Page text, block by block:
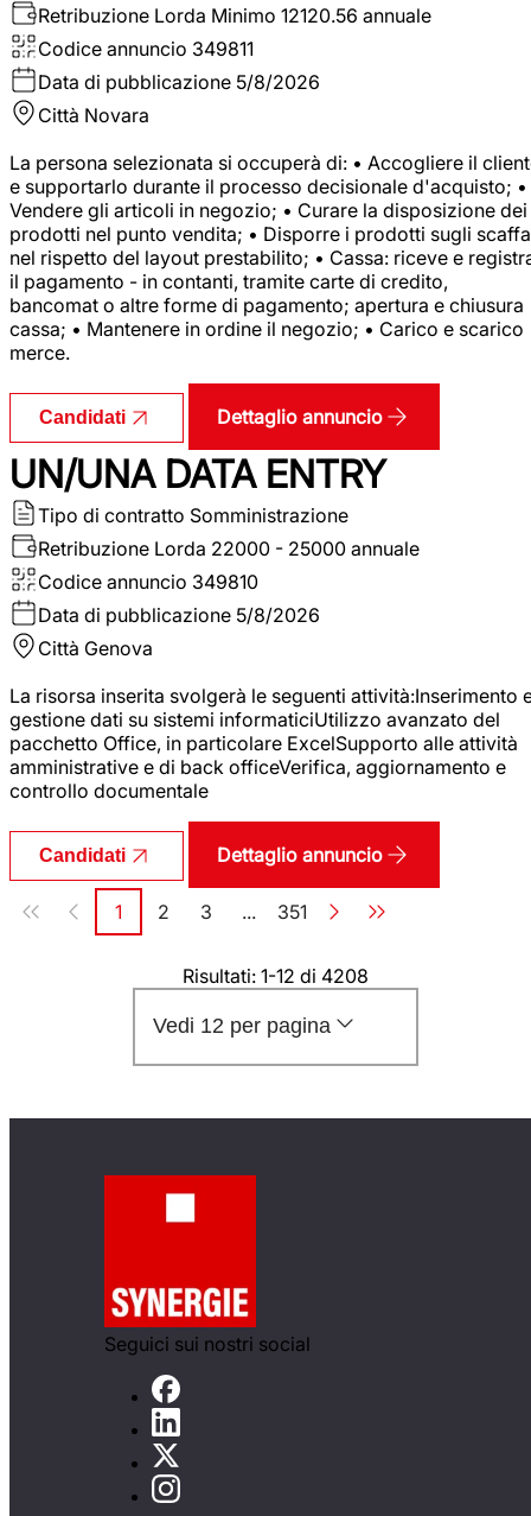
Retribuzione Lorda Minimo 12120.56 annuale
Codice annuncio 349811
Data di pubblicazione 5/8/2026
Città Novara
La persona selezionata si occuperà di: • Accogliere il
e supportarlo durante il processo decisionale d'acquisto; •
Vendere gli articoli in negozio; • Curare la disposizione dei
prodotti nel punto vendita; • Disporre i prodotti sugli
nel rispetto del layout prestabilito; • Cassa: riceve e
il pagamento - in contanti, tramite carte di credito,
bancomat o altre forme di pagamento; apertura e chiusura
cassa; • Mantenere in ordine il negozio; • Carico e scarico
merce.
Candidati Dettaglio annuncio
UN/UNA DATA ENTRY
Tipo di contratto Somministrazione
Retribuzione Lorda 22000 - 25000 annuale
Codice annuncio 349810
Data di pubblicazione 5/8/2026
Città Genova
La risorsa inserita svolgerà le seguenti attività:Inserimento
gestione dati su sistemi informaticiUtilizzo avanzato del
pacchetto Office, in particolare ExcelSupporto alle attività
amministrative e di back officeVerifica, aggiornamento e
controllo documentale
Candidati Dettaglio annuncio
Paginazione
Pagina
1 Pagina
2 Pagina
3 ... Pagina
351
Risultati: 1-12 di 4208
Vedi 12 per pagina
Seguici sui nostri social